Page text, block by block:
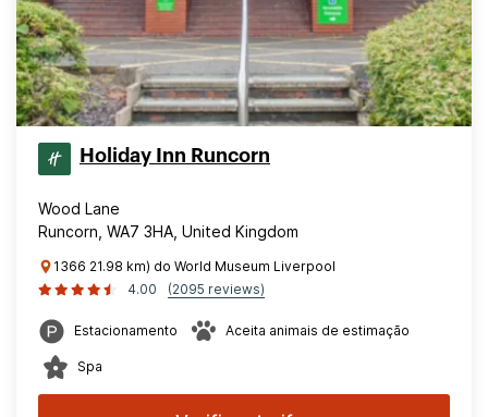
Holiday Inn Runcorn
Wood Lane
Runcorn, WA7 3HA, United Kingdom
1366 21.98 km) do World Museum Liverpool
4.00
(2095 reviews)
Estacionamento Aceita animais de estimação
Spa